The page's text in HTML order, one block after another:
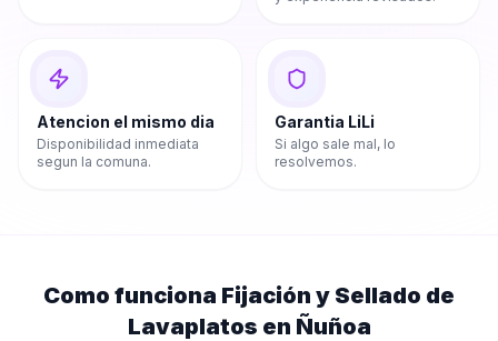
Atencion el mismo dia
Disponibilidad inmediata
segun la comuna.
Garantia LiLi
Si algo sale mal, lo
resolvemos.
Como funciona Fijación y Sellado de
Lavaplatos en Ñuñoa